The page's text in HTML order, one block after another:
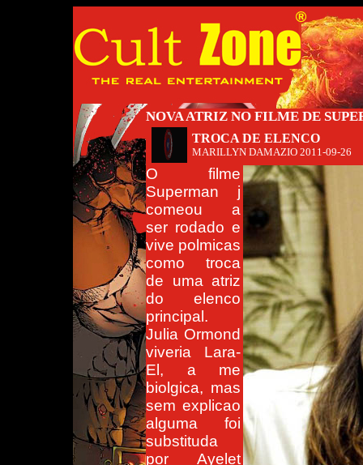
NOVA ATRIZ NO FILME DE
TROCA DE ELENCO
MARILLYN DAMAZIO 2011-09-26
O filme
Superman j
comeou a
ser rodado e
vive polmicas
como troca
de uma atriz
do elenco
principal.
Julia Ormond
viveria Lara-
El, a me
biolgica, mas
sem explicao
alguma foi
substituda
por Ayelet